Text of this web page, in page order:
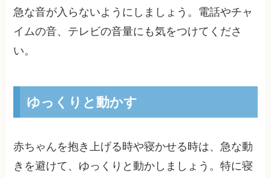
急な音が入らないようにしましょう。電話やチャ
イムの音、テレビの音量にも気をつけてくださ
い。
ゆっくりと動かす
赤ちゃんを抱き上げる時や寝かせる時は、急な動
きを避けて、ゆっくりと動かしましょう。特に寝